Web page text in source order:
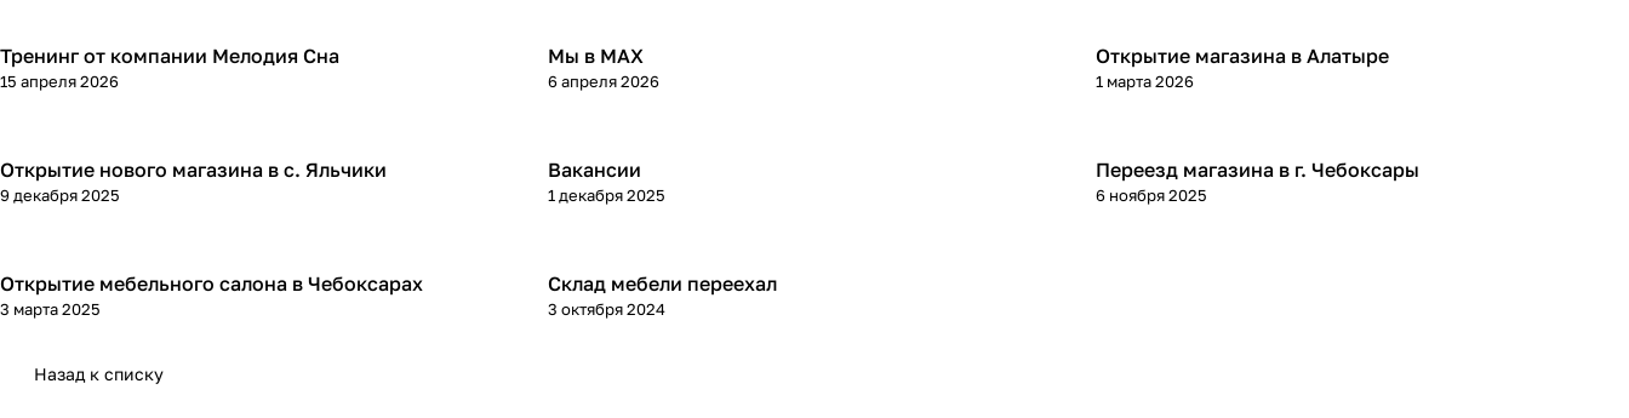
Тренинг от компании Мелодия Сна
15 апреля 2026
Мы в МАХ
6 апреля 2026
Открытие магазина в Алатыре
1 марта 2026
Открытие нового магазина в с. Яльчики
9 декабря 2025
Вакансии
1 декабря 2025
Переезд магазина в г. Чебоксары
6 ноября 2025
Открытие мебельного салона в Чебоксарах
3 марта 2025
Склад мебели переехал
3 октября 2024
Назад к списку